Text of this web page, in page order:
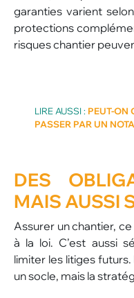
garanties varient
protections
risques chantier
LIRE AUSSI : PEUT-ON
PASSER PAR UN
DES
MAIS AUSSI
Assurer un chantier,
à la loi. C’est aussi
limiter les litiges
un socle, mais la